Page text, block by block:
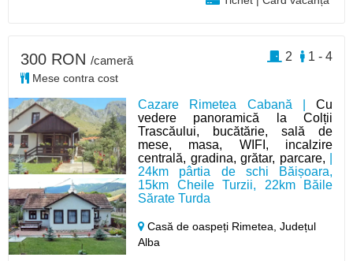
Cazare Rimetea Cabană | Cu
vedere panoramică la Colții
Trascăului, bucătărie, sală de
mese, masa, WIFI, incalzire
centrală, gradina, grătar, parcare,
24km pârtia de schi Băișoara,
15km Cheile Turzii, 22km Băile
Sărate Turda
Casă de oaspeți Rimetea,Județul
Alba
300 RON /cameră
Mese contra cost
1 - 4
2